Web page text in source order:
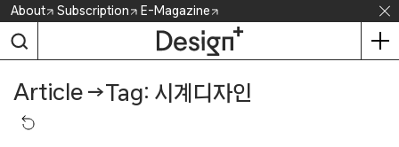
Skip
content
About Subscription E-Magazine
Article →Tag: 시계디자인